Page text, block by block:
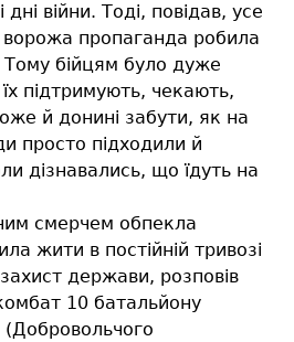
війни. Тоді, повідав, усе
пропаганда робила
бійцям було дуже
підтримують, чекають,
й донині забути, як на
просто підходили й
дізнавались, що їдуть на
смерчем обпекла
жити в постійній тривозі
держави, розповів
10 батальйону